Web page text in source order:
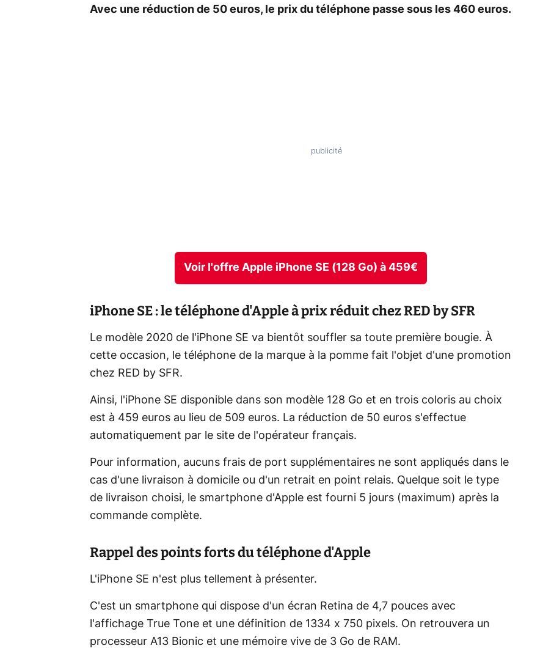
Avec une réduction de 50 euros, le prix du téléphone passe sous les 460 euros.
Voir l'offre Apple iPhone SE (128 Go) à 459€
iPhone SE : le téléphone d'Apple à prix réduit chez RED by SFR
Le modèle 2020 de l'iPhone SE va bientôt souffler sa toute première bougie. À
cette occasion, le téléphone de la marque à la pomme fait l'objet d'une promotion
chez RED by SFR.
Ainsi, l'iPhone SE disponible dans son modèle 128 Go et en trois coloris au choix
est à 459 euros au lieu de 509 euros. La réduction de 50 euros s'effectue
automatiquement par le site de l'opérateur français.
Pour information, aucuns frais de port supplémentaires ne sont appliqués dans le
cas d'une livraison à domicile ou d'un retrait en point relais. Quelque soit le type
de livraison choisi, le smartphone d'Apple est fourni 5 jours (maximum) après la
commande complète.
Rappel des points forts du téléphone d'Apple
L'iPhone SE n'est plus tellement à présenter.
C'est un smartphone qui dispose d'un écran Retina de 4,7 pouces avec
l'affichage True Tone et une définition de 1334 x 750 pixels. On retrouvera un
processeur A13 Bionic et une mémoire vive de 3 Go de RAM.